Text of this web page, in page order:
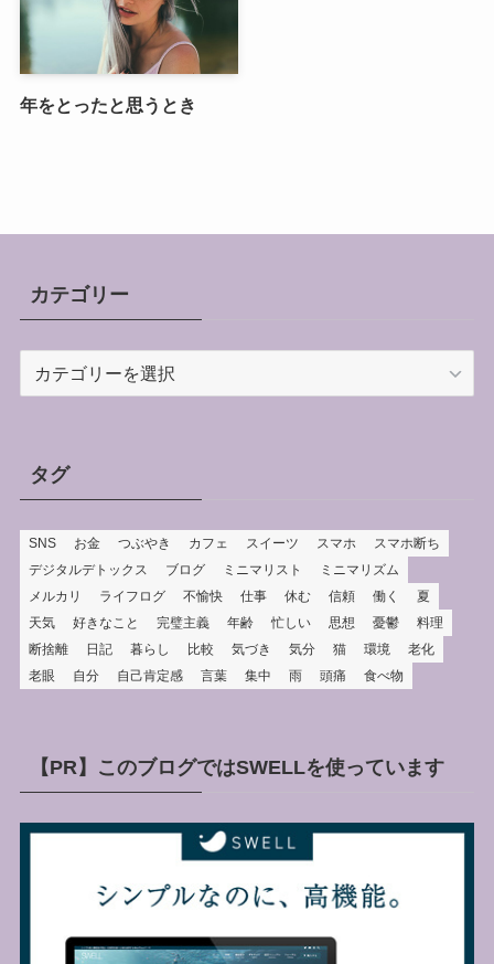
年をとったと思うとき
カテゴリー
ータグ
SNS お金 つぶやき カフェ スイーツ スマホ
スマホ断ち
デジタルデトックス
ブログ ミニマリスト
ミニマリズム
メルカリ
ライフログ 不愉快 仕事 休む 信頼 働く
夏
天気
好きなこと 完璧主義 年齢 忙しい 思想 憂鬱
料理
断捨離
日記 暮らし 比較 気づき 気分 猫 環境
老化
老眼
自分 自己肯定感 言葉 集中 雨 頭痛 食べ物
【PR】このブログではSWELLを使っています